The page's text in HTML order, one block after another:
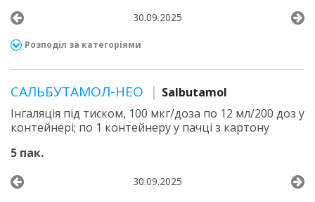
30.09.2025
Розподіл за категоріями
САЛЬБУТАМОЛ-НЕО
Salbutamol
Інгаляція під тиском, 100 мкг/доза по 12 мл/200 доз у
контейнері; по 1 контейнеру у пачці з картону
5 пак.
30.09.2025